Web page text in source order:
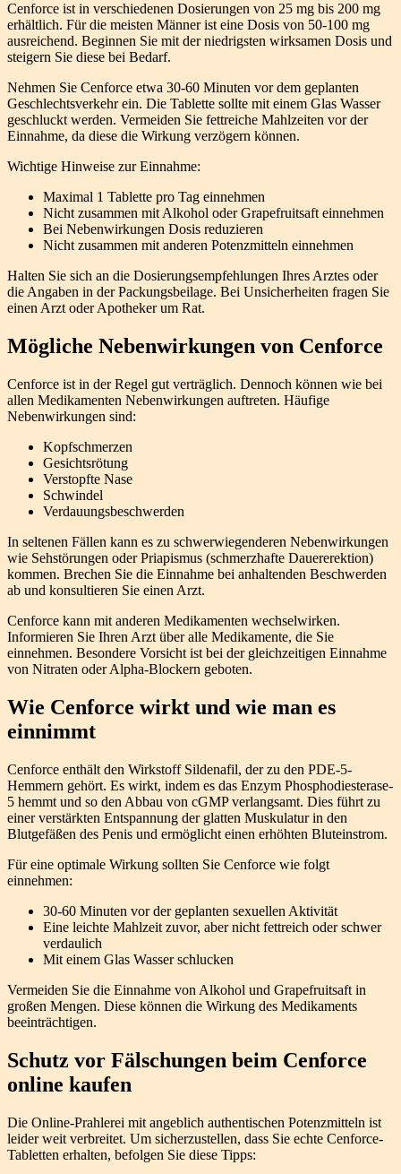
Cenforce ist in verschiedenen Dosierungen von 25 mg bis 200 mg
erhältlich. Für die meisten Männer ist eine Dosis von 50-100 mg
ausreichend. Beginnen Sie mit der niedrigsten wirksamen Dosis und
steigern Sie diese bei Bedarf.
Nehmen Sie Cenforce etwa 30-60 Minuten vor dem geplanten
Geschlechtsverkehr ein. Die Tablette sollte mit einem Glas Wasser
geschluckt werden. Vermeiden Sie fettreiche Mahlzeiten vor der
Einnahme, da diese die Wirkung verzögern können.
Wichtige Hinweise zur Einnahme:
Maximal 1 Tablette pro Tag einnehmen
Nicht zusammen mit Alkohol oder Grapefruitsaft einnehmen
Bei Nebenwirkungen Dosis reduzieren
Nicht zusammen mit anderen Potenzmitteln einnehmen
Halten Sie sich an die Dosierungsempfehlungen Ihres Arztes oder
die Angaben in der Packungsbeilage. Bei Unsicherheiten fragen Sie
einen Arzt oder Apotheker um Rat.
Mögliche Nebenwirkungen von Cenforce
Cenforce ist in der Regel gut verträglich. Dennoch können wie bei
allen Medikamenten Nebenwirkungen auftreten. Häufige
Nebenwirkungen sind:
Kopfschmerzen
Gesichtsrötung
Verstopfte Nase
Schwindel
Verdauungsbeschwerden
In seltenen Fällen kann es zu schwerwiegenderen Nebenwirkungen
wie Sehstörungen oder Priapismus (schmerzhafte Dauererektion)
kommen. Brechen Sie die Einnahme bei anhaltenden Beschwerden
ab und konsultieren Sie einen Arzt.
Cenforce kann mit anderen Medikamenten wechselwirken.
Informieren Sie Ihren Arzt über alle Medikamente, die Sie
einnehmen. Besondere Vorsicht ist bei der gleichzeitigen Einnahme
von Nitraten oder Alpha-Blockern geboten.
Wie Cenforce wirkt und wie man es
einnimmt
Cenforce enthält den Wirkstoff Sildenafil, der zu den PDE-5-
Hemmern gehört. Es wirkt, indem es das Enzym Phosphodiesterase-
5 hemmt und so den Abbau von cGMP verlangsamt. Dies führt zu
einer verstärkten Entspannung der glatten Muskulatur in den
Blutgefäßen des Penis und ermöglicht einen erhöhten Bluteinstrom.
Für eine optimale Wirkung sollten Sie Cenforce wie folgt
einnehmen:
30-60 Minuten vor der geplanten sexuellen Aktivität
Eine leichte Mahlzeit zuvor, aber nicht fettreich oder schwer
verdaulich
Mit einem Glas Wasser schlucken
Vermeiden Sie die Einnahme von Alkohol und Grapefruitsaft in
großen Mengen. Diese können die Wirkung des Medikaments
beeinträchtigen.
Schutz vor Fälschungen beim Cenforce
online kaufen
Die Online-Prahlerei mit angeblich authentischen Potenzmitteln ist
leider weit verbreitet. Um sicherzustellen, dass Sie echte Cenforce-
Tabletten erhalten, befolgen Sie diese Tipps: